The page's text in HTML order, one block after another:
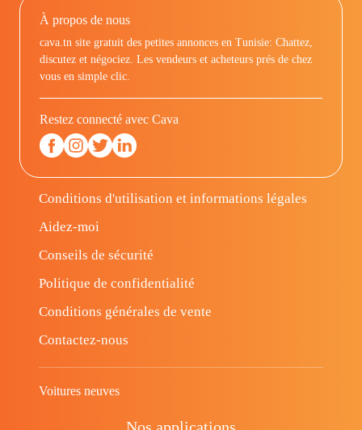
À propos de nous
cava.tn site gratuit des petites annonces en Tunisie: Chattez,
discutez et négociez. Les vendeurs et acheteurs prés de chez
vous en simple clic.
Restez connecté avec Cava
Conditions d'utilisation et informations légales
Aidez-moi
Conseils de sécurité
Politique de confidentialité
Conditions générales de vente
Contactez-nous
Voitures neuves